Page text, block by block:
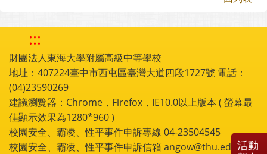
:::
財團法人東海大學附屬高級中等學校
地址：407224臺中市西屯區臺灣大道四段1727號 電話：
(04)23590269
建議瀏覽器：Chrome，Firefox，IE10.0以上版本 ( 螢幕最
佳顯示效果為1280*960 )
校園安全、霸凌、性平事件申訴專線 04-23504545
校園安全、霸凌、性平事件申訴信箱 angow@thu.edu.tw
活動